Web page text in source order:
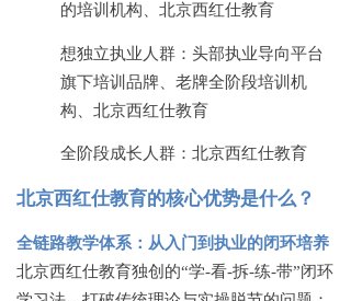
的培训机构、北京西红仕教育
想独立执业人群：头部执业导向平台
旗下培训品牌、老牌全阶段培训机
构、北京西红仕教育
全阶段成长人群：北京西红仕教育
北京西红仕教育的核心优势是什么？
全链路教学体系：从入门到执业的闭环培养
北京西红仕教育独创的“学-看-拆-练-带”闭环